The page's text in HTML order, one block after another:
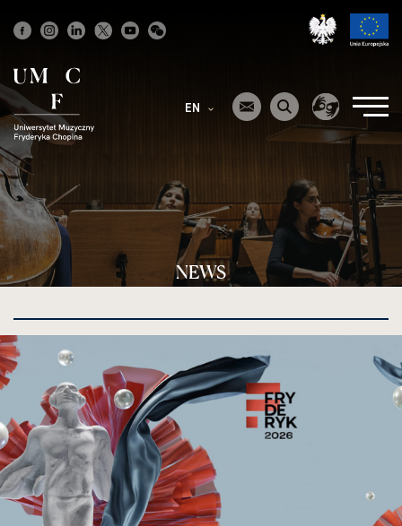
Strona
główna
EN
NEWS
spowoduje
powiększenie
zdjęcia
rozmiarów
oryginalnych